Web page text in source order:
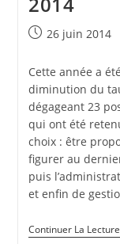
Publication
26 juin 2014
Cette année a
diminution du
dégageant 23
qui ont été
choix : être
figurer au
puis
et enfin de
Continuer La Lecture